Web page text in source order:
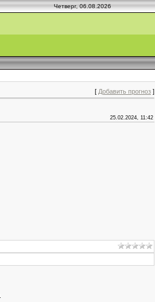
Четверг, 06.08.2026
[ Добавить прогноз ]
25.02.2024, 11:42